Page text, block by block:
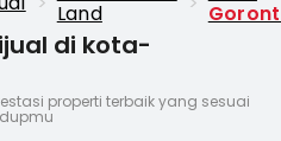
Land
di kota-
properti terbaik yang sesuai